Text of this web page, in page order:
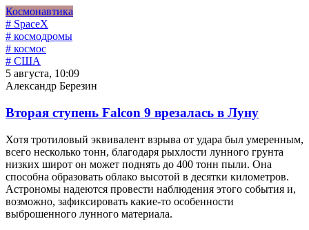
Космонавтика
# SpaceX
# космодромы
# космос
# США
5 августа, 10:09
Александр Березин
Вторая ступень Falcon 9 врезалась в Луну
Хотя тротиловый эквивалент взрыва от удара был умеренным,
всего несколько тонн, благодаря рыхлости лунного грунта
низких широт он может поднять до 400 тонн пыли. Она
способна образовать облако высотой в десятки километров.
Астрономы надеются провести наблюдения этого события и,
возможно, зафиксировать какие-то особенности
выброшенного лунного материала.